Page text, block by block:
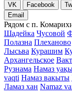
VK Facebook
Email
Рядом с п.
Шадейка Чусовой
Полазна Плеханово
Лысьва Курашим
Архангельское
Рузнама Намаз
vaqti Намаз вакыты
Ламаз хан Namaz